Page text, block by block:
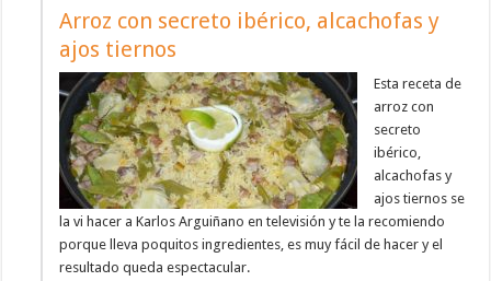
Arroz con secreto ibérico, alcachofas y
ajos tiernos
Esta receta de
arroz con
secreto
ibérico,
alcachofas y
ajos tiernos se
la vi hacer a Karlos Arguiñano en televisión y te la recomiendo
porque lleva poquitos ingredientes, es muy fácil de hacer y el
resultado queda espectacular.